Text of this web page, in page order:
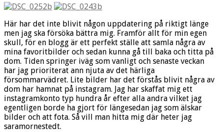
Här har det inte blivit någon uppdatering på riktigt länge
men jag ska försöka bättra mig. Framför allt för min egen
skull, för en blogg är ett perfekt ställe att samla några av
mina favoritbilder och sedan kunna gå till baka och titta på
dom. Tiden springer iväg som vanligt och senaste veckan
har jag prioriterat ann njuta av det härliga
försommarvädret. Lite bilder har det förstås blivit några av
dom har hamnat på instagram. Jag har skaffat mig ett
instagramkonto typ hundra år efter alla andra vilket jag
egentligen borde ha gjort för längesedan jag som älskar
bilder och att fota. Så vill man hitta mig där heter jag
saramornestedt.